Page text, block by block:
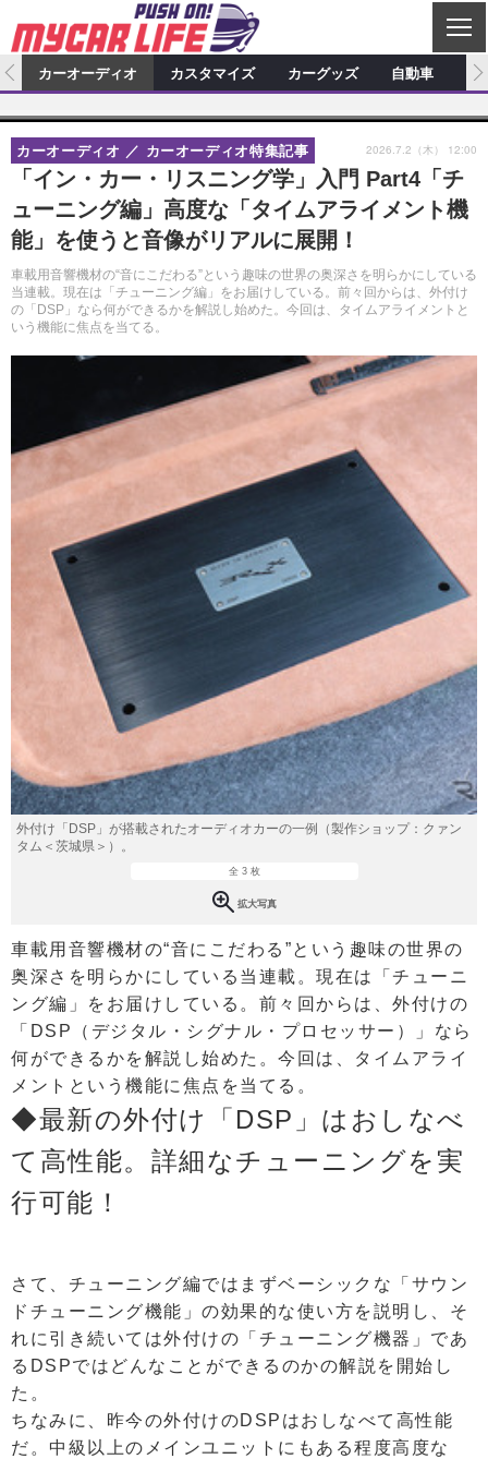
C
L
S
E
カーオーディオ
特集記事 新製品情報
プロショップ検索 ショップ訪問記
カーオーディオニュース デモカー製作記
その他
カスタマイズ
カスタマイズ特集記事 カスタマイズ新製品情報
カスタマイズニュース
カーグッズ
カーグッズ特集記事 カーグッズ新製品情報
カーグッズニュース
自動車
スクープ
カーオーディオ カスタマイズ カーグッズ 自動車
「イン・カー・リスニング学」入門 Part4「チ
ューニング編」高度な「タイムアライメント機
能」を使うと音像がリアルに展開！
車載用音響機材の“音にこだわる”という趣味の世界の奥深さを明らかにしている
当連載。現在は「チューニング編」をお届けしている。前々回からは、外付け
の「DSP」なら何ができるかを解説し始めた。今回は、タイムアライメントと
いう機能に焦点を当てる。
カーオーディオ カーオーディオ特集記事 2026.7.2（木） 12:00
外付け「DSP」が搭載されたオーディオカーの一例（製作ショップ：クァン
タム＜茨城県＞）。
全 3 枚
拡大写真
車載用音響機材の“音にこだわる”という趣味の世界の
奥深さを明らかにしている当連載。現在は「チューニ
ング編」をお届けしている。前々回からは、外付けの
「DSP（デジタル・シグナル・プロセッサー）」なら
何ができるかを解説し始めた。今回は、タイムアライ
メントという機能に焦点を当てる。
◆最新の外付け「DSP」はおしなべ
て高性能。詳細なチューニングを実
行可能！
さて、チューニング編ではまずベーシックな「サウン
ドチューニング機能」の効果的な使い方を説明し、そ
れに引き続いては外付けの「チューニング機器」であ
るDSPではどんなことができるのかの解説を開始し
た。
ちなみに、昨今の外付けのDSPはおしなべて高性能
だ。中級以上のメインユニットにもある程度高度な